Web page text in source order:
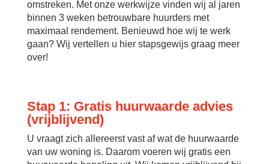
omstreken. Met onze werkwijze vinden wij al jaren
binnen 3 weken betrouwbare huurders met
maximaal rendement. Benieuwd hoe wij te werk
gaan? Wij vertellen u hier stapsgewijs graag meer
over!
Stap 1: Gratis huurwaarde advies
(vrijblijvend)
U vraagt zich allereerst vast af wat de huurwaarde
van uw woning is. Daarom voeren wij gratis een